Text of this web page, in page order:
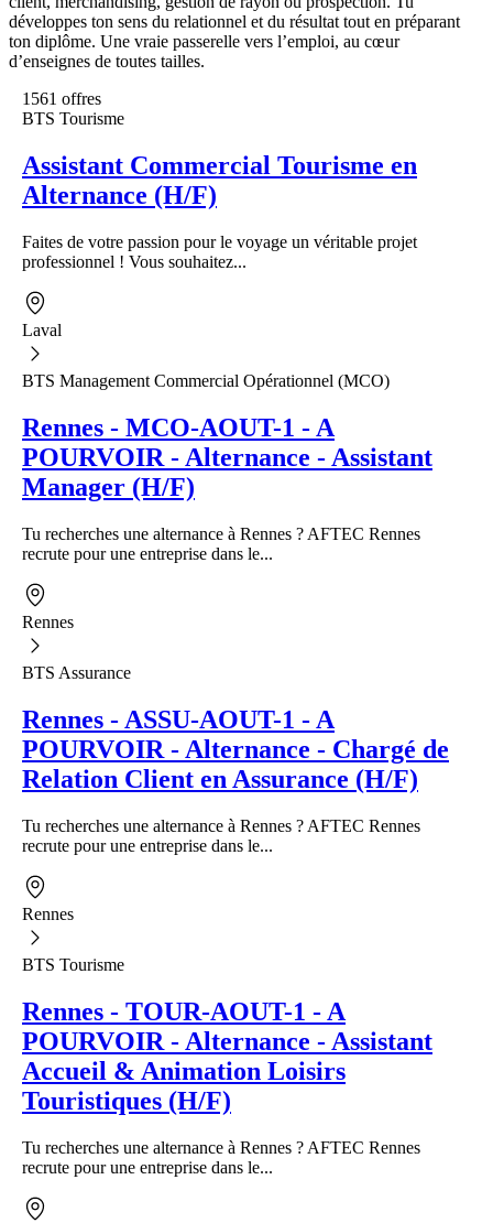
développes ton sens du relationnel et du résultat tout en préparant
ton diplôme. Une vraie passerelle vers l’emploi, au cœur
d’enseignes de toutes tailles.
1561 offres
BTS Tourisme
Assistant Commercial Tourisme en
Alternance (H/F)
Faites de votre passion pour le voyage un véritable projet
professionnel ! Vous souhaitez...
Laval
BTS Management Commercial Opérationnel (MCO)
Rennes - MCO-AOUT-1 - A
POURVOIR - Alternance - Assistant
Manager (H/F)
Tu recherches une alternance à Rennes ? AFTEC Rennes
recrute pour une entreprise dans le...
Rennes
BTS Assurance
Rennes - ASSU-AOUT-1 - A
POURVOIR - Alternance - Chargé de
Relation Client en Assurance (H/F)
Tu recherches une alternance à Rennes ? AFTEC Rennes
recrute pour une entreprise dans le...
Rennes
BTS Tourisme
Rennes - TOUR-AOUT-1 - A
POURVOIR - Alternance - Assistant
Accueil & Animation Loisirs
Touristiques (H/F)
Tu recherches une alternance à Rennes ? AFTEC Rennes
recrute pour une entreprise dans le...